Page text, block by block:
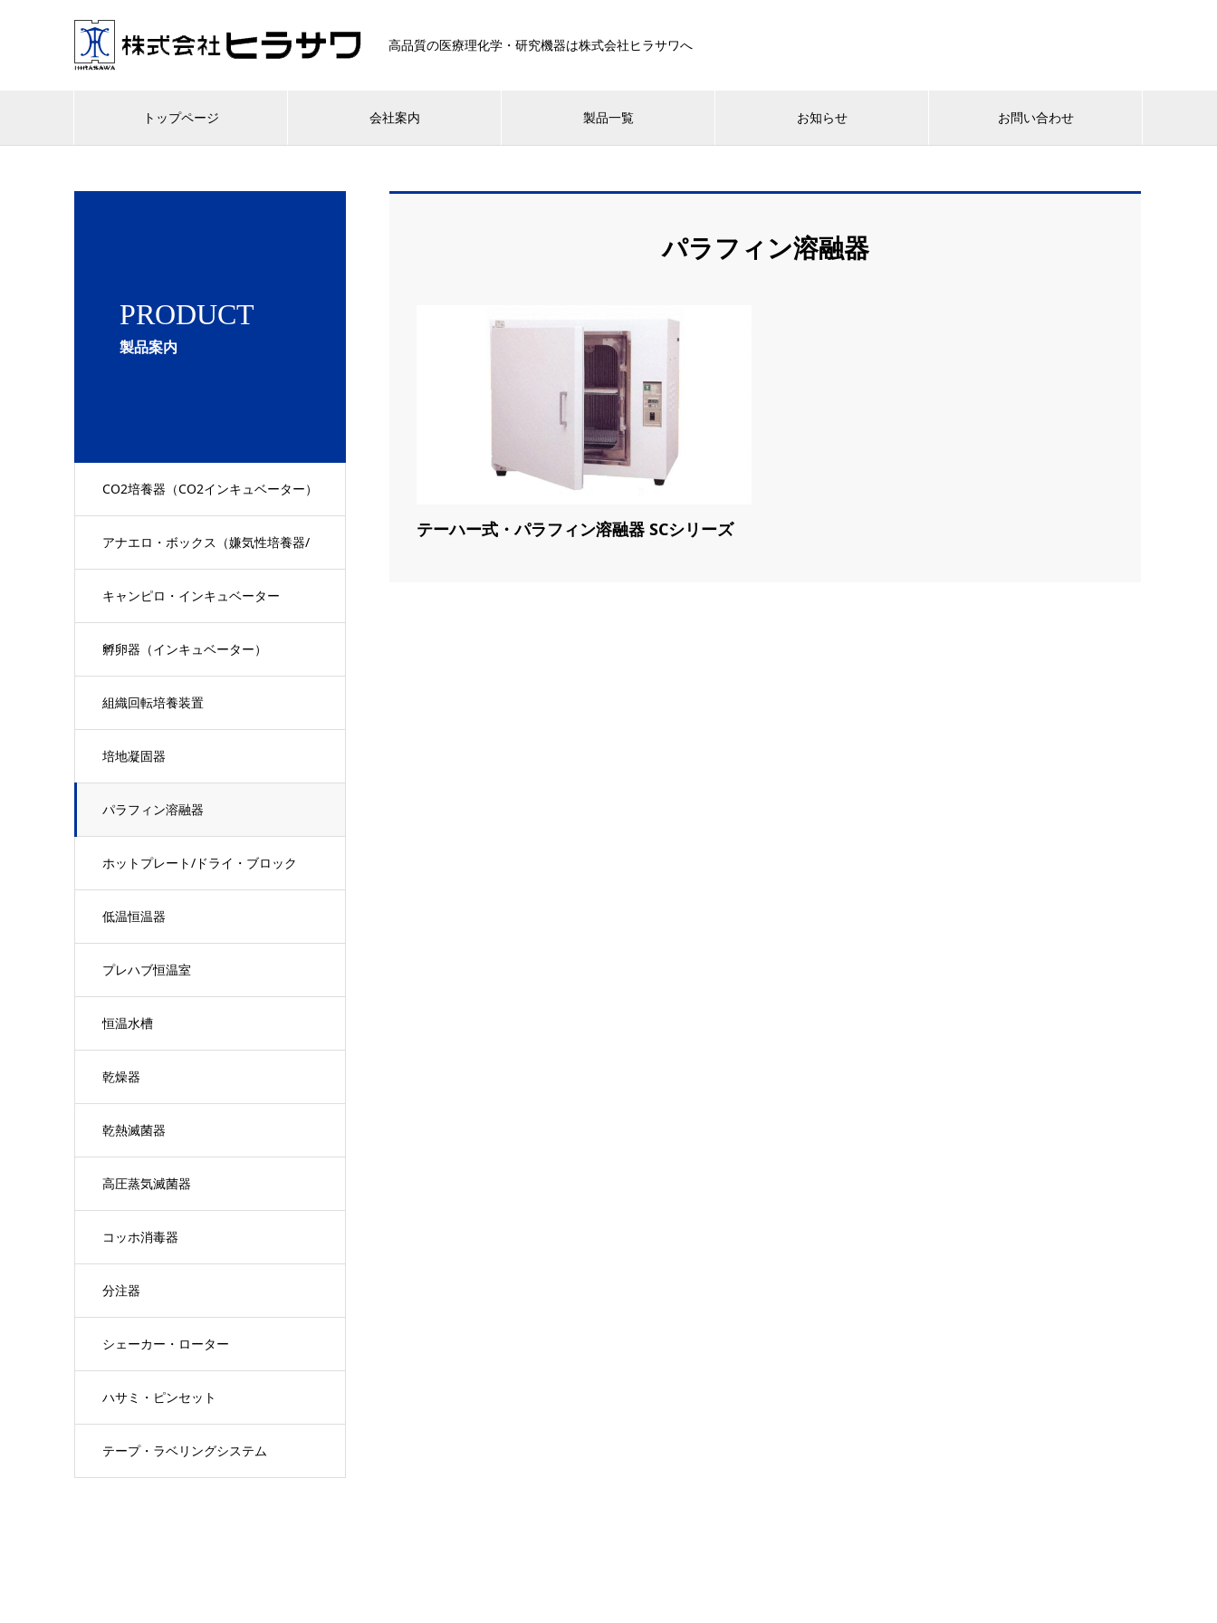
高品質の医療理化学・研究機器は株式会社ヒラサワへ
トップページ 会社案内 製品一覧 お知らせ お問い合わせ
PRODUCT
製品案内
CO2培養器（CO2インキュベーター）
アナエロ・ボックス（嫌気性培養器/
嫌気性インキュベーター）
キャンピロ・インキュベーター
孵卵器（インキュベーター）
組織回転培養装置
培地凝固器
パラフィン溶融器
ホットプレート/ドライ・ブロック
低温恒温器
プレハブ恒温室
恒温水槽
乾燥器
乾熱滅菌器
高圧蒸気滅菌器
コッホ消毒器
分注器
シェーカー・ローター
ハサミ・ピンセット
テープ・ラベリングシステム
パラフィン溶融器
テーハー式・パラフィン溶融器 SCシリーズ